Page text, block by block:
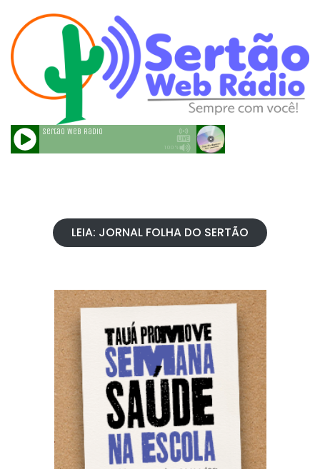
LEIA: JORNAL FOLHA DO SERTÃO